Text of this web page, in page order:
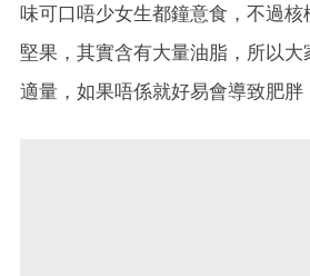
味可口唔少女生都鐘意食，不過
堅果，其實含有大量油脂，所以
適量，如果唔係就好易會導致肥胖